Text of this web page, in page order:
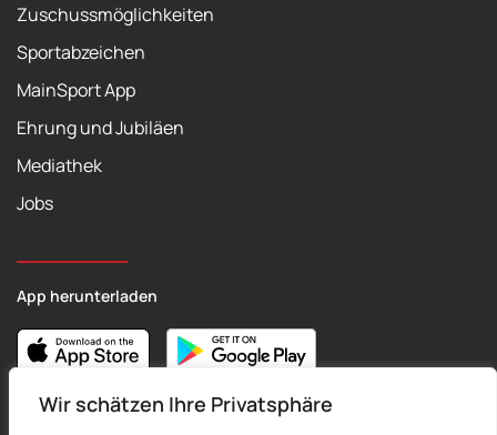
Wir schätzen Ihre Privatsphäre
Zuschussmöglichkeiten
Sportabzeichen
MainSport App
Ehrung und Jubiläen
Mediathek
Jobs
App herunterladen